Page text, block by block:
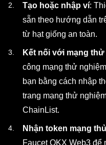
Tạo hoặc nhập ví:
sẵn theo hướng dẫn
từ hạt giống an toàn.
Kết nối với mạng thử
công mạng thử
bạn bằng cách nhập
trang mạng thử
ChainList.
Nhận token mạng
Faucet OKX Web3 để